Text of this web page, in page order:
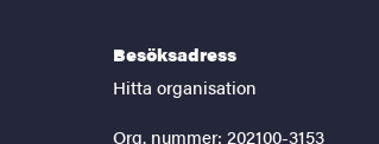
Besöksadress
Hitta organisation
Org. nummer: 202100-3153